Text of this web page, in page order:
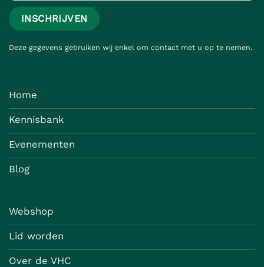
Deze gegevens gebruiken wij enkel om contact met u op te nemen.
Home
Kennisbank
Evenementen
Blog
Webshop
Lid worden
Over de VHC